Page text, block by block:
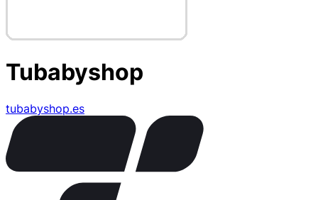
Tubabyshop
tubabyshop.es